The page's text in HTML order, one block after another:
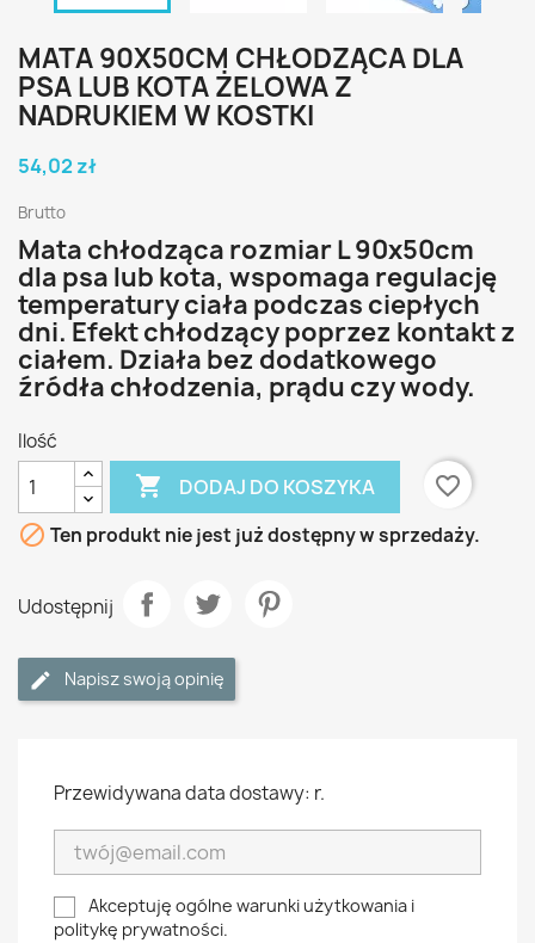
MATA 90X50CM CHŁODZĄCA DLA
PSA LUB KOTA ŻELOWA Z
NADRUKIEM W KOSTKI
54,02 zł
Brutto
Mata chłodząca rozmiar L 90x50cm
dla psa lub kota, wspomaga regulację
temperatury ciała podczas ciepłych
dni. Efekt chłodzący poprzez kontakt z
ciałem. Działa bez dodatkowego
źródła chłodzenia, prądu czy wody.
Ilość
 DODAJ DO KOSZYKA
favorite_border
 Ten produkt nie jest już dostępny w sprzedaży.
Udostępnij
Napisz swoją opinię
Przewidywana data dostawy: r.
Akceptuję ogólne warunki użytkowania i
politykę prywatności.